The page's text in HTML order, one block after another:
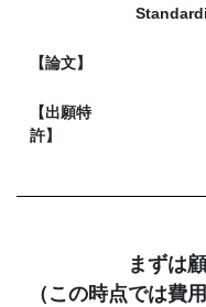
【論文】
【出願特
許】
まずは
（この時点では費